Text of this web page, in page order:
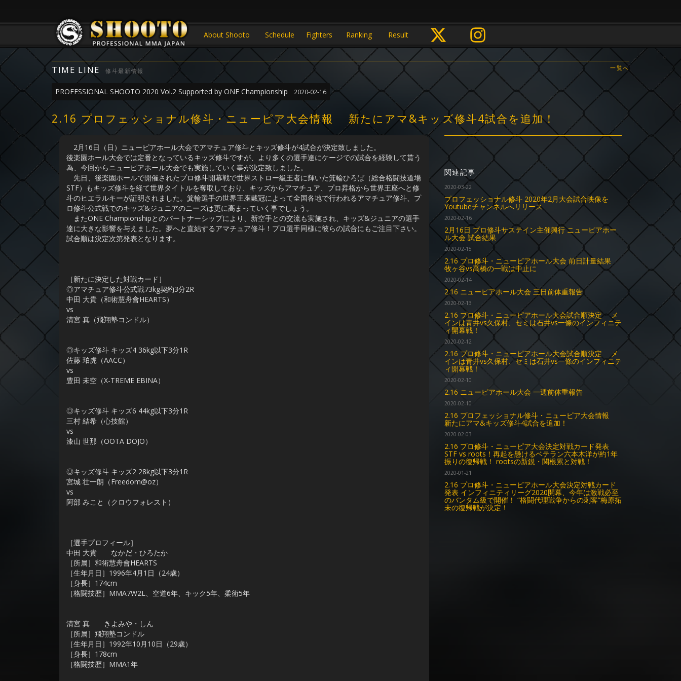
About Shooto Schedule Fighters Ranking Result
TIME LINE 修斗最新情報 一覧へ
PROFESSIONAL SHOOTO 2020 Vol.2 Supported by ONE Championship 2020-02-16
2.16 プロフェッショナル修斗・ニューピア大会情報 新たにアマ&キッズ修斗4試合を追加！
2月16日（日）ニューピアホール大会でアマチュア修斗とキッズ修斗が4試合が決定致しました。
後楽園ホール大会では定番となっているキッズ修斗ですが、より多くの選手達にケージでの試合を経験して貰う
為、今回からニューピアホール大会でも実施していく事が決定致しました。
先日、後楽園ホールで開催されたプロ修斗開幕戦で世界ストロー級王者に輝いた箕輪ひろば（総合格闘技道場
STF）もキッズ修斗を経て世界タイトルを奪取しており、キッズからアマチュア、プロ昇格から世界王座へと修
斗のヒエラルキーが証明されました。箕輪選手の世界王座戴冠によって全国各地で行われるアマチュア修斗、プ
ロ修斗公式戦でのキッズ&ジュニアのニーズは更に高まっていく事でしょう。
またONE Championshipとのパートナーシップにより、新空手との交流も実施され、キッズ&ジュニアの選手
達に大きな影響を与えました。夢へと直結するアマチュア修斗！プロ選手同様に彼らの試合にもご注目下さい。
試合順は決定次第発表となります。
［新たに決定した対戦カード］
◎アマチュア修斗公式戦73kg契約3分2R
中田 大貴（和術慧舟會HEARTS）
vs
清宮 真（飛翔塾コンドル）
◎キッズ修斗 キッズ4 36kg以下3分1R
佐藤 珀虎（AACC）
vs
豊田 未空（X-TREME EBINA）
◎キッズ修斗 キッズ6 44kg以下3分1R
三村 結希（心技館）
vs
漆山 世那（OOTA DOJO）
◎キッズ修斗 キッズ2 28kg以下3分1R
宮城 壮一朗（Freedom@oz）
vs
阿部 みこと（クロウフォレスト）
［選手プロフィール］
中田 大貴 なかだ・ひろたか
［所属］和術慧舟會HEARTS
［生年月日］1996年4月1日（24歳）
［身長］174cm
［格闘技歴］MMA7W2L、空道6年、キック5年、柔術5年
清宮 真 きよみや・しん
［所属］飛翔塾コンドル
［生年月日］1992年10月10日（29歳）
［身長］178cm
［格闘技歴］MMA1年
関連記事
2020-03-22
プロフェッショナル修斗 2020年2月大会試合映像を
Youtubeチャンネルへリリース
2020-02-16
2月16日 プロ修斗サステイン主催興行 ニューピアホー
ル大会 試合結果
2020-02-15
2.16 プロ修斗・ニューピアホール大会 前日計量結果
牧ヶ谷vs高橋の一戦は中止に
2020-02-14
2.16 ニューピアホール大会 三日前体重報告
2020-02-13
2.16 プロ修斗・ニューピアホール大会試合順決定 メ
インは青井vs久保村、セミは石井vs一條のインフィニテ
ィ開幕戦！
2020-02-12
2.16 プロ修斗・ニューピアホール大会試合順決定 メ
インは青井vs久保村、セミは石井vs一條のインフィニテ
ィ開幕戦！
2020-02-10
2.16 ニューピアホール大会 一週前体重報告
2020-02-10
2.16 プロフェッショナル修斗・ニューピア大会情報
新たにアマ&キッズ修斗4試合を追加！
2020-02-03
2.16 プロ修斗・ニューピア大会決定対戦カード発表
STF vs roots！再起を懸けるベテラン六本木洋が約1年
振りの復帰戦！ rootsの新鋭・関根累と対戦！
2020-01-21
2.16 プロ修斗・ニューピアホール大会決定対戦カード
発表 インフィニティリーグ2020開幕、今年は激戦必至
のバンタム級で開催！ “格闘代理戦争からの刺客”梅原拓
未の復帰戦が決定！